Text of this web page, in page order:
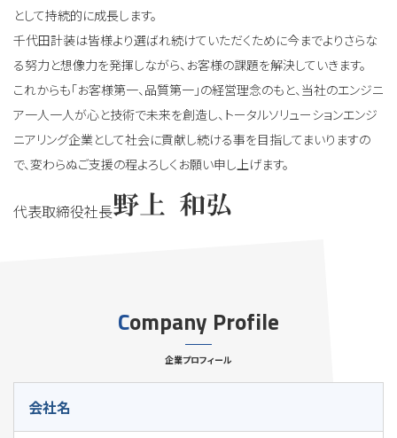
として持続的に成長します。
千代田計装は皆様より選ばれ続けていただくために今までよりさらな
る努力と想像力を発揮しながら、お客様の課題を解決していきます。
これからも「お客様第一、品質第一」の経営理念のもと、当社のエンジニ
ア一人一人が心と技術で未来を創造し、トータルソリューションエンジ
ニアリング企業として社会に貢献し続ける事を目指してまいりますの
で、変わらぬご支援の程よろしくお願い申し上げます。
代表取締役社長
Company Profile
企業プロフィール
会社名